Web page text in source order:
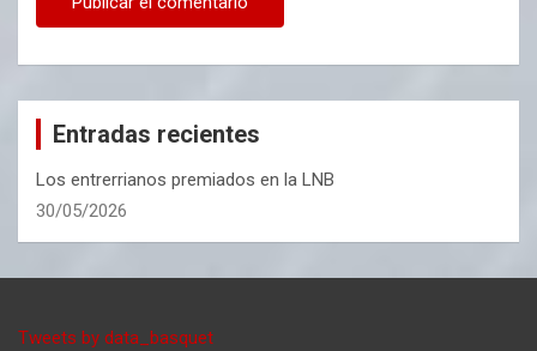
Entradas recientes
Los entrerrianos premiados en la LNB
30/05/2026
Tweets by data_basquet